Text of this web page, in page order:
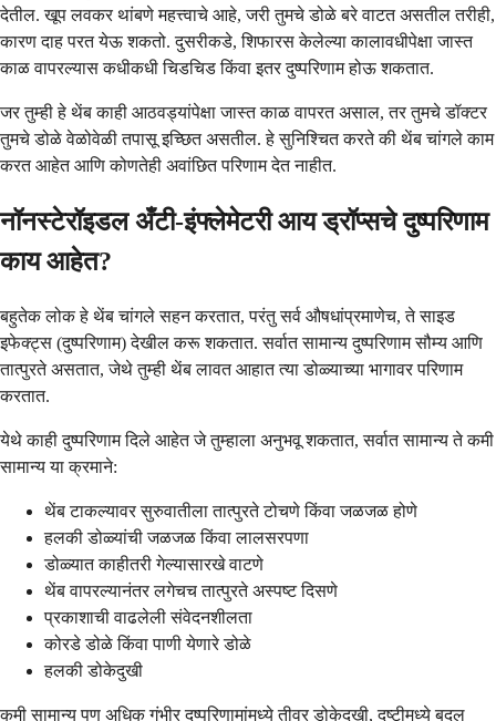
देतील. खूप लवकर थांबणे महत्त्वाचे आहे, जरी तुमचे डोळे बरे वाटत असतील तरीही,
कारण दाह परत येऊ शकतो. दुसरीकडे, शिफारस केलेल्या कालावधीपेक्षा जास्त
काळ वापरल्यास कधीकधी चिडचिड किंवा इतर दुष्परिणाम होऊ शकतात.
जर तुम्ही हे थेंब काही आठवड्यांपेक्षा जास्त काळ वापरत असाल, तर तुमचे डॉक्टर
तुमचे डोळे वेळोवेळी तपासू इच्छित असतील. हे सुनिश्चित करते की थेंब चांगले काम
करत आहेत आणि कोणतेही अवांछित परिणाम देत नाहीत.
नॉनस्टेरॉइडल अँटी-इंफ्लेमेटरी आय ड्रॉप्सचे दुष्परिणाम
काय आहेत?
बहुतेक लोक हे थेंब चांगले सहन करतात, परंतु सर्व औषधांप्रमाणेच, ते साइड
इफेक्ट्स (दुष्परिणाम) देखील करू शकतात. सर्वात सामान्य दुष्परिणाम सौम्य आणि
तात्पुरते असतात, जेथे तुम्ही थेंब लावत आहात त्या डोळ्याच्या भागावर परिणाम
करतात.
येथे काही दुष्परिणाम दिले आहेत जे तुम्हाला अनुभवू शकतात, सर्वात सामान्य ते कमी
सामान्य या क्रमाने:
थेंब टाकल्यावर सुरुवातीला तात्पुरते टोचणे किंवा जळजळ होणे
हलकी डोळ्यांची जळजळ किंवा लालसरपणा
डोळ्यात काहीतरी गेल्यासारखे वाटणे
थेंब वापरल्यानंतर लगेचच तात्पुरते अस्पष्ट दिसणे
प्रकाशाची वाढलेली संवेदनशीलता
कोरडे डोळे किंवा पाणी येणारे डोळे
हलकी डोकेदुखी
कमी सामान्य पण अधिक गंभीर दुष्परिणामांमध्ये तीव्र डोकेदुखी, दृष्टीमध्ये बदल